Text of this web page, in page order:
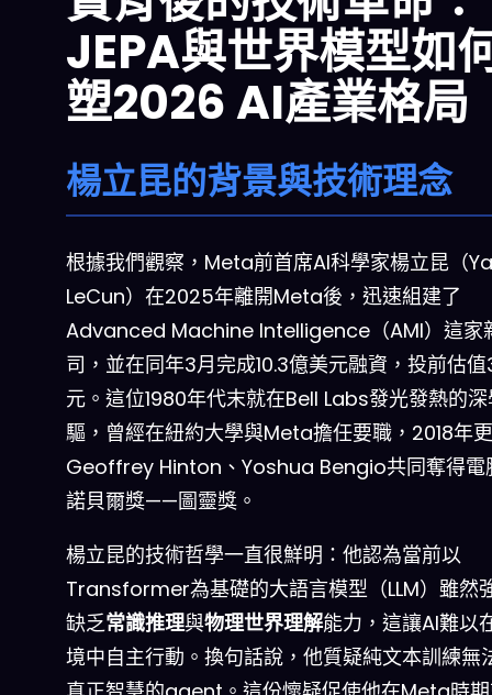
JEPA與世界模型如
塑2026 AI產業格局
楊立昆的背景與技術理念
根據我們觀察，Meta前首席AI科學家楊立昆（
LeCun）在2025年離開Meta後，迅速組建了
Advanced Machine Intelligence（AMI）這家
司，並在同年3月完成10.3億美元融資，投前估
元。這位1980年代末就在Bell Labs發光發熱的
驅，曾經在紐約大學與Meta擔任要職，2018年
Geoffrey Hinton、Yoshua Bengio共同奪得電
諾貝爾獎——圖靈獎。
楊立昆的技術哲學一直很鮮明：他認為當前以
Transformer為基礎的大語言模型（LLM）雖然
缺乏常識推理與物理世界理解能力，這讓AI難以
境中自主行動。換句話說，他質疑純文本訓練無